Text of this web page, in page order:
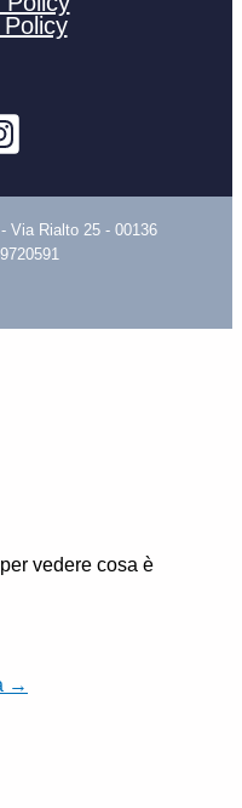
Via Rialto 25 - 00136
vedere cosa è
→